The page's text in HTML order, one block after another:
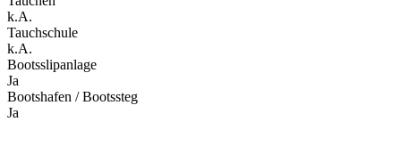
k.A.
Tauchschule
k.A.
Bootsslipanlage
Ja
Bootshafen / Bootssteg
Ja